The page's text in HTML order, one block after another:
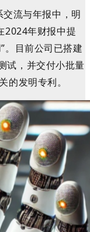
流与年报中，明
2024年财报中提
。目前公司已搭建
试，并交付小批量
的发明专利。